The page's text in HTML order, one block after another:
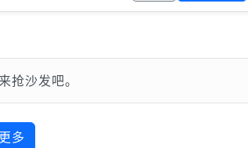
抢沙发吧。
多